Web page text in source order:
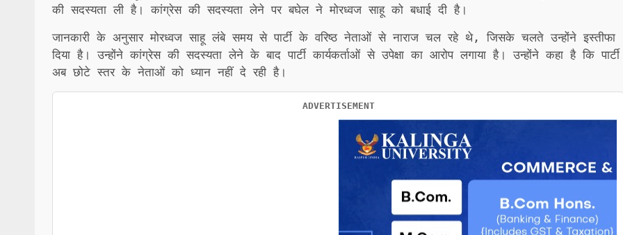
की सदस्यता ली है। कांग्रेस की सदस्यता लेने पर बघेल ने मोरध्वज साहू को बधाई दी है।
जानकारी के अनुसार मोरध्वज साहू लंबे समय से पार्टी के वरिष्ठ नेताओं से नाराज चल रहे थे, जिसके चलते उन्होंने इस्तीफा
दिया है। उन्होंने कांग्रेस की सदस्यता लेने के बाद पार्टी कार्यकर्ताओं से उपेक्षा का आरोप लगाया है। उन्होंने कहा है कि पार्टी
अब छोटे स्तर के नेताओं को ध्यान नहीं दे रही है।
ADVERTISEMENT